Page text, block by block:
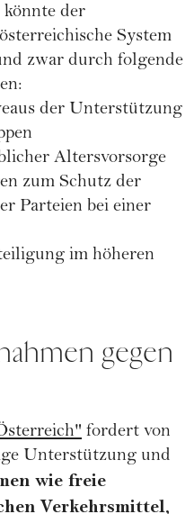
der
System
zwar durch folgende
der Unterstützung
Altersvorsorge
zum Schutz der
Parteien bei einer
im höheren
gegen
fordert von
Unterstützung und
wie freie
Verkehrsmittel,